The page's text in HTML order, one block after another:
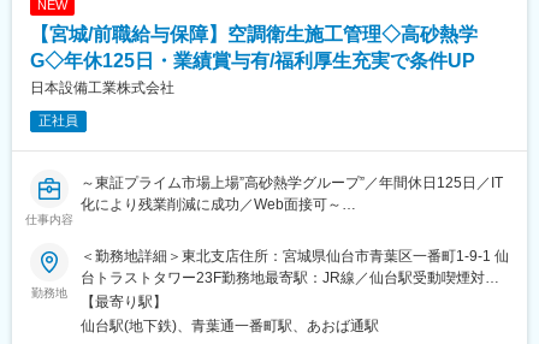
スムーズに進むことが多いです。
◇電気や通信、エネルギーなどの社会インフラは、人々の日常を
支えている基盤になるものです。こうした基盤になる5GやloTに
関わる通信基地局工事や、メガソーラーの新設・増設工事などの
施工管理として、世の中の役に立っている実感を得られる仕事で
す。
変更の範囲：会社の定める業務
配慮しながらプロジェクトを進めることができているか点検・指
導を行う役割がございます。
■業務詳細：
・環境法令順守に関する支援・指導（順守すべき法令の特定、順
守状況の定期確認、法改正への対応等）
・産廃業者の選定、産廃処理施設の点検、委託契約書締結、マニ
フェスト管理
・行政届出書類の作成支援
・環境・品質マネジメントシステムの運用管理（維持、改善）他
・脱炭素の実現に向けて、施工建設現場にCO2削減に資する軽油
代替燃料や再エネ電力の導入促進業務
・現場におけるCO2排出量の集計業務
NEW
【宮城/前職給与保障】空調衛生施工管理◇高砂熱学
G◇年休125日・業績賞与有/福利厚生充実で条件UP
日本設備工業株式会社
正社員
仕事内容
～東証プライム市場上場”高砂熱学グループ”／年間休日125日／IT
化により残業削減に成功／Web面接可～
オフィスビル、倉庫、工場、学校、マンションなどの新築・改修
工事にて施工管理職（現場責任者・監督者）としてご活躍いただ
きます。品質・安全・工程・コストをバランス良く管理し竣工ま
でやり遂げる役割です。
【案件特徴】
勤務地
＜勤務地詳細＞東北支店住所：宮城県仙台市青葉区一番町1-9-1 仙
台トラストタワー23F勤務地最寄駅：JR線／仙台駅受動喫煙対
策：敷地内全面禁煙変更の範囲：会社の定める事業所
【最寄り駅】
仙台駅(地下鉄)、青葉通一番町駅、あおば通駅